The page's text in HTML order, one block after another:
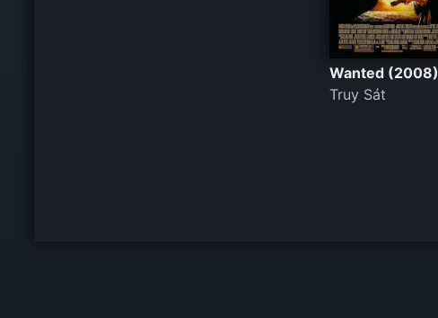
Wanted (2008)
Truy Sát